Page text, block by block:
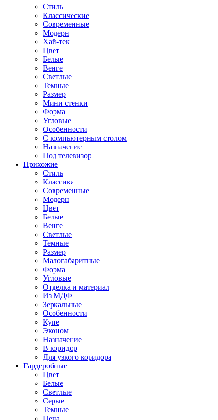
Стиль
Классические
Современные
Модерн
Хай-тек
Цвет
Белые
Венге
Светлые
Темные
Размер
Мини стенки
Форма
Угловые
Особенности
С компьютерным столом
Назначение
Под телевизор
Прихожие
Стиль
Классика
Современные
Модерн
Цвет
Белые
Венге
Светлые
Темные
Размер
Малогабаритные
Форма
Угловые
Отделка и материал
Из МДФ
Зеркальные
Особенности
Купе
Эконом
Назначение
В коридор
Для узкого коридора
Гардеробные
Цвет
Белые
Светлые
Серые
Темные
Цена